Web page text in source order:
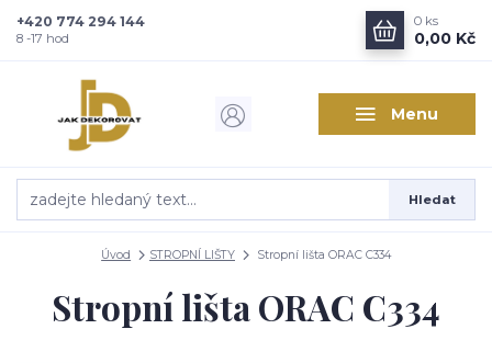
Menu
Hledat
+420 774 294 144
8 -17 hod
0 ks
0,00 Kč
Úvod STROPNÍ LIŠTY Stropní lišta ORAC C334
Stropní lišta ORAC C334
Zajímá vás, co nového v
Kam poslat informaci o novinkách v interiérovém designu?